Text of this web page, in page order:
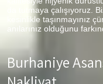
da tutmaya çalışıyoruz.
kesinlikle taşınmayınız
anılarınız olduğunu
Burhaniye